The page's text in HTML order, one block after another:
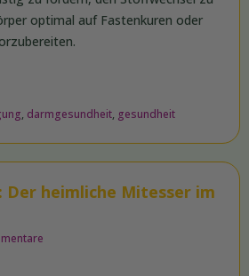
optimal auf Fastenkuren oder
, darmgesundheit, gesundheit
Der heimliche Mitesser im